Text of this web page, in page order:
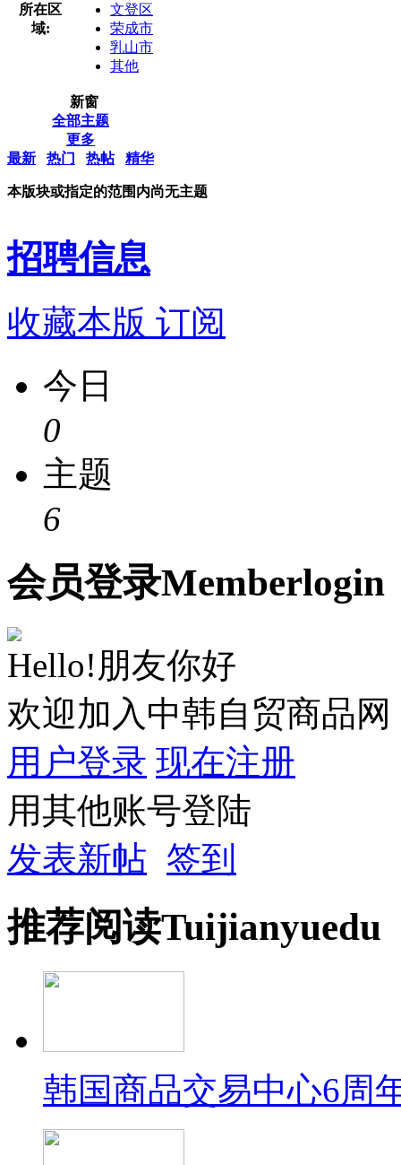
所在区
域:
文登区
荣成市
乳山市
其他
新窗
全部主题
更多
最新
热门 热帖 精华
本版块或指定的范围内尚无主题
招聘信息
收藏本版 订阅
今日
0
主题
6
会员登录Memberlogin
Hello!朋友你好
欢迎加入中韩自贸商品网
用户登录 现在注册
用其他账号登陆
发表新帖 签到
推荐阅读Tuijianyuedu
韩国商品交易中心6周